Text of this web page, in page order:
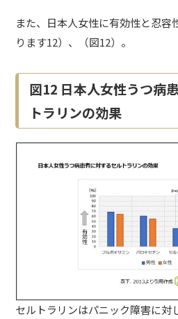
また、日本人女性に有効性と忍容
ります12）、（図12）。
図12 日本人女性うつ病
トラリンの効果
セルトラリンはパニック障害に対